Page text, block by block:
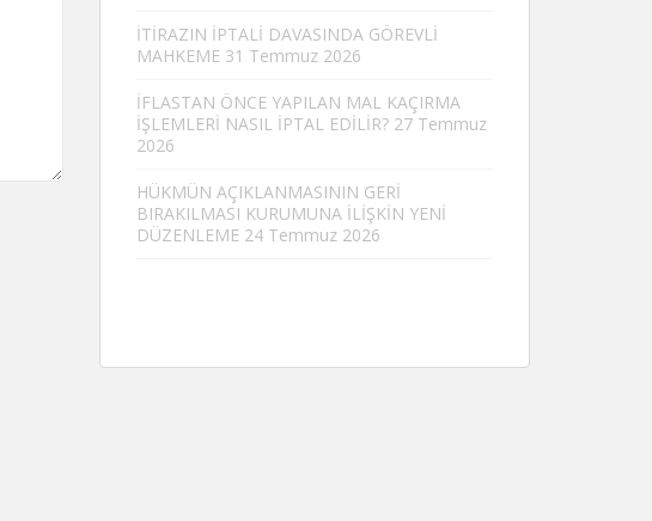
İTİRAZIN İPTALİ DAVASINDA GÖREVLİ
MAHKEME 31 Temmuz 2026
İFLASTAN ÖNCE YAPILAN MAL KAÇIRMA
İŞLEMLERİ NASIL İPTAL EDİLİR? 27 Temmuz
2026
HÜKMÜN AÇIKLANMASININ GERİ
BIRAKILMASI KURUMUNA İLİŞKİN YENİ
DÜZENLEME 24 Temmuz 2026